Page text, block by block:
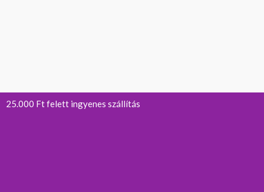
25.000 Ft felett ingyenes szállítás